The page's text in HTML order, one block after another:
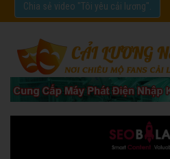
Chia sẻ video "Tôi yêu cải lương".